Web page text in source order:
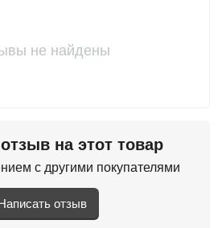
не найдены
на этот товар
с другими покупателями
отзыв